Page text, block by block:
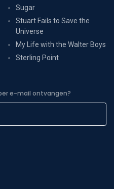
Sugar
Stuart Fails to Save the
Universe
My Life with the Walter Boys
Sterling Point
e-mail ontvangen?